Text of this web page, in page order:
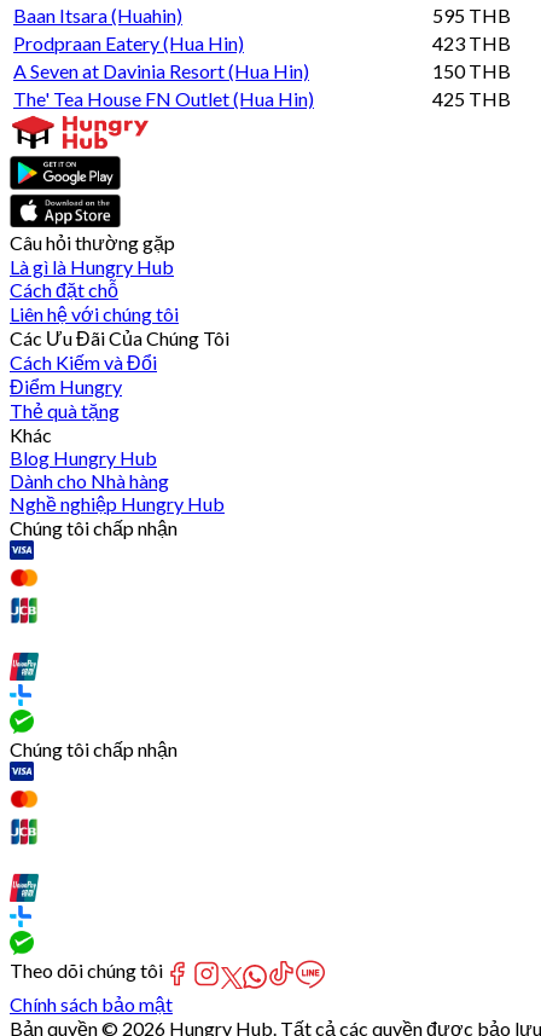
Baan Itsara (Huahin)
595 THB
Prodpraan Eatery (Hua Hin)
423 THB
A Seven at Davinia Resort (Hua Hin)
150 THB
The' Tea House FN Outlet (Hua Hin)
425 THB
Câu hỏi thường gặp
Là gì là Hungry Hub
Cách đặt chỗ
Liên hệ với chúng tôi
Các Ưu Đãi Của Chúng Tôi
Cách Kiếm và Đổi
Điểm Hungry
Thẻ quà tặng
Khác
Blog Hungry Hub
Dành cho Nhà hàng
Nghề nghiệp Hungry Hub
Chúng tôi chấp nhận
Chúng tôi chấp nhận
Theo dõi chúng tôi
Chính sách bảo mật
Bản quyền © 2026 Hungry Hub. Tất cả các quyền được bảo